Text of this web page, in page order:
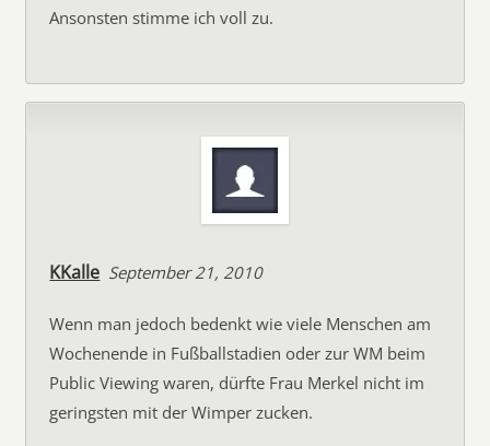
Ansonsten stimme ich voll zu.
KKalle September 21, 2010
Wenn man jedoch bedenkt wie viele Menschen am
Wochenende in Fußballstadien oder zur WM beim
Public Viewing waren, dürfte Frau Merkel nicht im
geringsten mit der Wimper zucken.